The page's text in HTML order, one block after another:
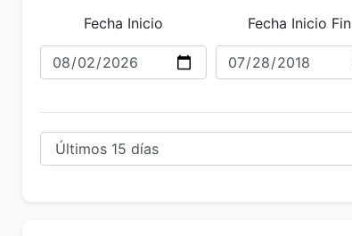
Fecha Inicio
Fecha Inicio Fin